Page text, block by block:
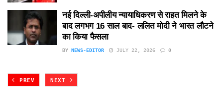
नई दिल्ली-अपीलीय न्यायाधिकरण से राहत मिलने के
बाद लगभग 16 साल बाद- ललित मोदी ने भारत लौटने
का किया फैसला
BY NEWS-EDITOR JULY 22, 2026 0
PREV NEXT